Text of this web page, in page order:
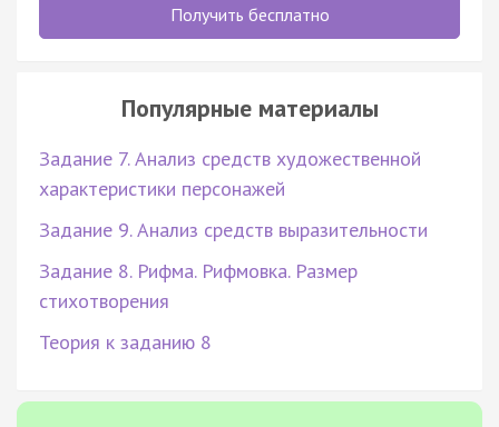
Получить бесплатно
Популярные материалы
Задание 7. Анализ средств художественной
характеристики персонажей
Задание 9. Анализ средств выразительности
Задание 8. Рифма. Рифмовка. Размер
стихотворения
Теория к заданию 8